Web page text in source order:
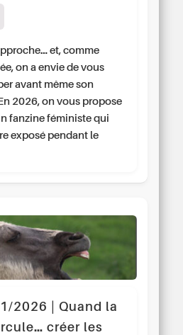
et, comme
on a envie de vous
avant même son
2026, on vous propose
fanzine féministe qui
exposé pendant le
2026 | Quand la
créer les